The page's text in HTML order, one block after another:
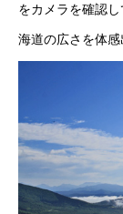
をカメラを確認
海道の広さを体感